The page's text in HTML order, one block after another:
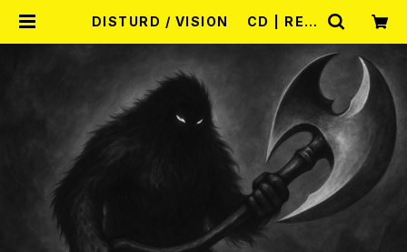
DISTURD / VISION CD | REC